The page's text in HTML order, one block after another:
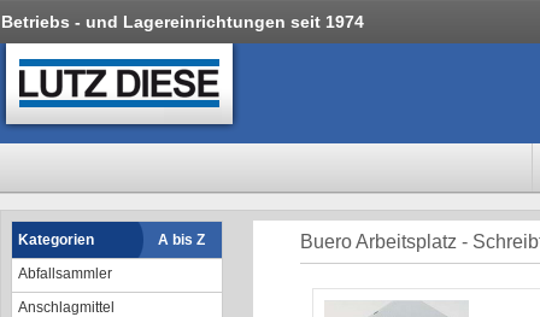
Betriebs - und Lagereinrichtungen seit 1974
Kategorien
A bis Z
Abfallsammler
Anschlagmittel
Buero Arbeitsplatz -